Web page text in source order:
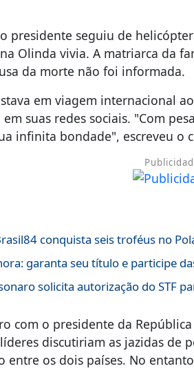
presidente seguiu de
Olinda vivia. A matriarca da
da morte não foi informada.
em viagem internacional
suas redes sociais. "Com
infinita bondade", escreveu o
conquista seis troféus no
garanta seu título e participe
solicita autorização do STF
com o presidente da
discutiriam as jazidas de
entre os dois países. No